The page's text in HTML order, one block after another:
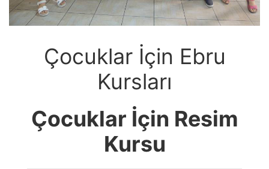
Çocuklar İçin Ebru
Kursları
Çocuklar İçin Resim
Kursu